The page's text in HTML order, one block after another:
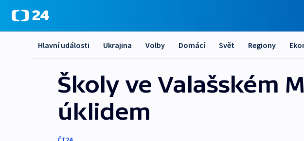
Hlavní události Ukrajina Volby Domácí Svět Regiony
Školy ve Valašském
úklidem